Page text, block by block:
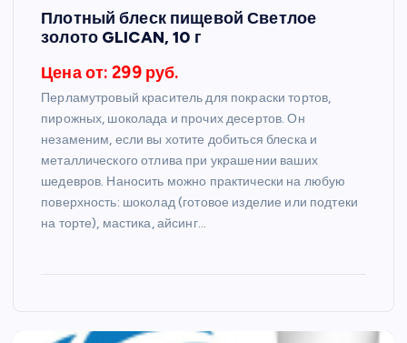
Плотный блеск пищевой Светлое
золото GLICAN, 10 г
Цена от: 299 руб.
Перламутровый краситель для покраски тортов,
пирожных, шоколада и прочих десертов. Он
незаменим, если вы хотите добиться блеска и
металлического отлива при украшении ваших
шедевров. Наносить можно практически на любую
поверхность: шоколад (готовое изделие или подтеки
на торте), мастика, айсинг…